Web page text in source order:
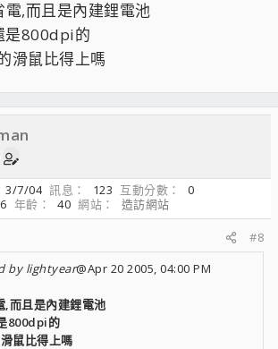
,而且是內建鋰電池
是800dpi的
滑鼠比得上嗎
3/7/04 訊息 123 互動分數
0
年齡 40 網站
造訪網站
#8
by lightyear@Apr 20 2005, 04:00 PM
而且是內建鋰電池
800dpi的
鼠比得上嗎